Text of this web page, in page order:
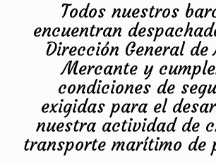
Todos nuestros
encuentran
Dirección General
Mercante y
condiciones de
exigidas para el
nuestra actividad de
transporte marítimo de